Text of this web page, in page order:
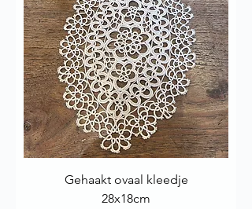
Gehaakt ovaal kleedje
28x18cm